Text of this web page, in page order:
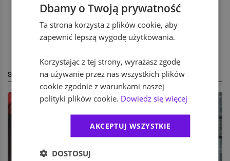
STREFA EKSPERTA
Dbamy o Twoją prywatność
Ta strona korzysta z plików cookie, aby
zapewnić lepszą wygodę użytkowania.
Korzystając z tej strony, wyrażasz zgodę
na używanie przez nas wszystkich plików
cookie zgodnie z warunkami naszej
polityki plików cookie. Dowiedz się więcej
AKCEPTUJ WSZYSTKIE
DOSTOSUJ